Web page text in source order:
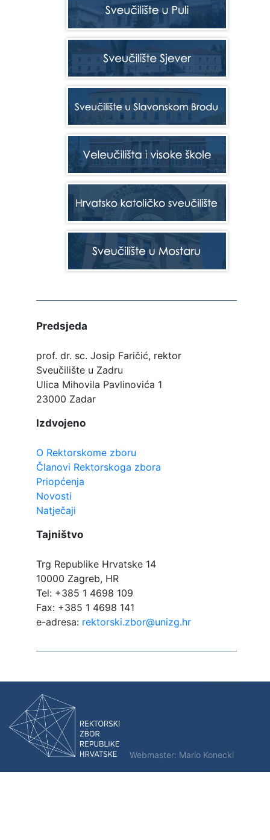
Predsjeda
prof. dr. sc. Josip Faričić, rektor
Sveučilište u Zadru
Ulica Mihovila Pavlinovića 1
23000 Zadar
Izdvojeno
O Rektorskome zboru
Članovi Rektorskoga zbora
Priopćenja
Novosti
Natječaji
Tajništvo
Trg Republike Hrvatske 14
10000 Zagreb, HR
Tel: +385 1 4698 109
Fax: +385 1 4698 141
e-adresa: rektorski.zbor@unizg.hr
Webmaster: Mario Konecki